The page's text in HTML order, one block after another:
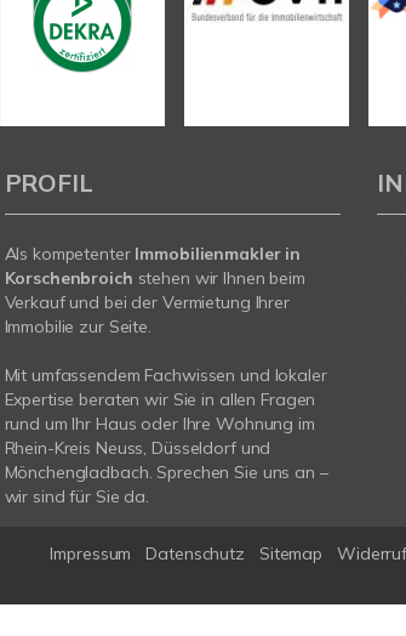
PROFIL
Als kompetenter Immobilienmakler in
Korschenbroich stehen wir Ihnen beim
Verkauf und bei der Vermietung Ihrer
Immobilie zur Seite.
Mit umfassendem Fachwissen und lokaler
Expertise beraten wir Sie in allen Fragen
rund um Ihr Haus oder Ihre Wohnung im
Rhein-Kreis Neuss, Düsseldorf und
Mönchengladbach. Sprechen Sie uns an –
wir sind für Sie da.
Impressum Datenschutz Sitemap